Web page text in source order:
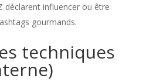
déclarent influencer ou être
gourmands.
techniques